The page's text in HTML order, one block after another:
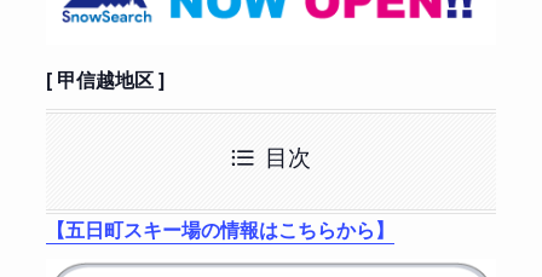
[ 甲信越地区 ]
目次
【五日町スキー場の情報はこちらから】